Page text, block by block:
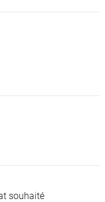
souhaité